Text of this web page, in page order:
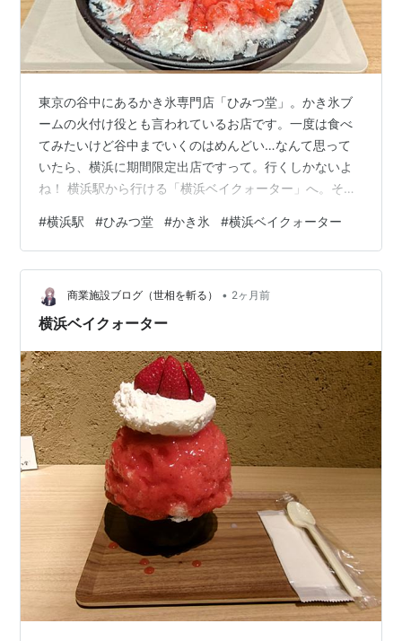
東京の谷中にあるかき氷専門店「ひみつ堂」。かき氷ブ
ームの火付け役とも言われているお店です。一度は食べ
てみたいけど谷中までいくのはめんどい…なんて思って
いたら、横浜に期間限定出店ですって。行くしかないよ
ね！ 横浜駅から行ける「横浜ベイクォーター」へ。そご
ります。 事前会計で、会計が済んだら店員さんが空いて
いる席に案内してくれました。 比較的空いている夜に行
ったので、待ち時間はほぼなしで、提供まで10〜15分く
らいでした。混んでいる時は30〜50分待ち、提供まで
30分程度かかるそうです。真夏になったら、もっとかも
#横浜駅 #ひみつ堂 #かき氷 #横浜ベイクォーター
商業施設ブログ（世相を斬る） • 2ヶ月前
横浜ベイクォーター